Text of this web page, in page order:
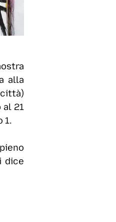
alla
21
1.
dice